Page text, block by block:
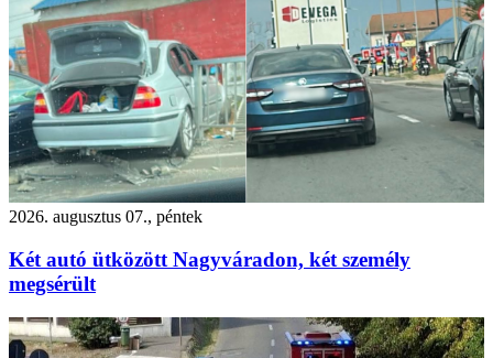
2026. augusztus 07., péntek
Két autó ütközött Nagyváradon, két személy
megsérült